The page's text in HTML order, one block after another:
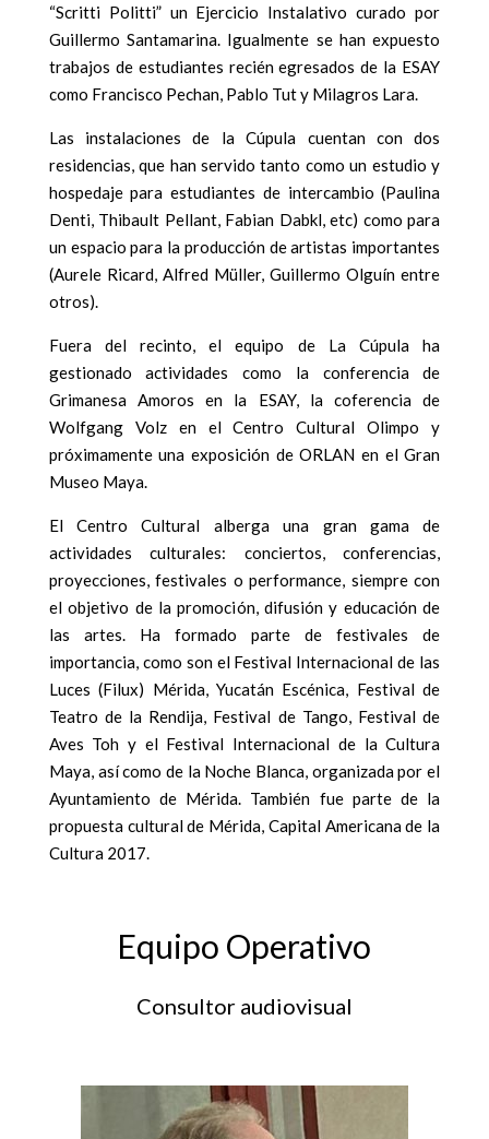
“Scritti Politti” un Ejercicio Instalativo curado por
Guillermo Santamarina. Igualmente se han expuesto
trabajos de estudiantes recién egresados de la ESAY
como Francisco Pechan, Pablo Tut y Milagros Lara.
Las instalaciones de la Cúpula cuentan con dos
residencias, que han servido tanto como un estudio y
hospedaje para estudiantes de intercambio (Paulina
Denti, Thibault Pellant, Fabian Dabkl, etc) como para
un espacio para la producción de artistas importantes
(Aurele Ricard, Alfred Müller, Guillermo Olguín entre
otros).
Fuera del recinto, el equipo de La Cúpula ha
gestionado actividades como la conferencia de
Grimanesa Amoros en la ESAY, la coferencia de
Wolfgang Volz en el Centro Cultural Olimpo y
próximamente una exposición de ORLAN en el Gran
Museo Maya.
El Centro Cultural alberga una gran gama de
actividades culturales: conciertos, conferencias,
proyecciones, festivales o performance, siempre con
el objetivo de la promoción, difusión y educación de
las artes. Ha formado parte de festivales de
importancia, como son el Festival Internacional de las
Luces (Filux) Mérida, Yucatán Escénica, Festival de
Teatro de la Rendija, Festival de Tango, Festival de
Aves Toh y el Festival Internacional de la Cultura
Maya, asícomo de la Noche Blanca, organizada por el
Ayuntamiento de Mérida. También fue parte de la
propuesta cultural de Mérida, Capital Americana de la
Cultura 2017.
Equipo Operativo
Consultor audiovisual